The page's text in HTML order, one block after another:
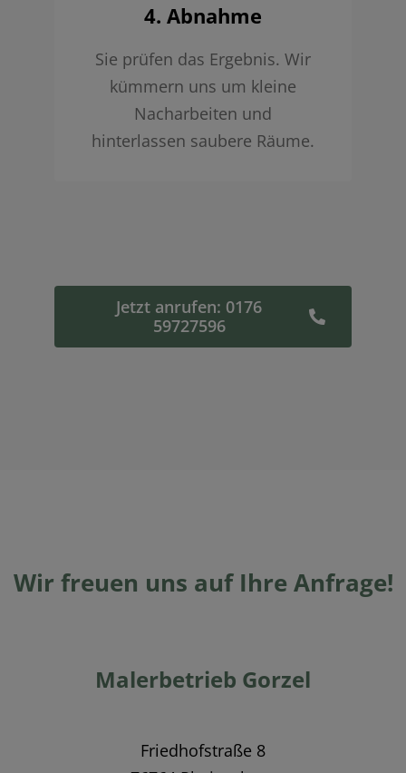
4. Abnahme
Sie prüfen das Ergebnis. Wir
kümmern uns um kleine
Nacharbeiten und
hinterlassen saubere Räume.
Jetzt anrufen: 0176
59727596
Wir freuen uns auf Ihre Anfrage!
Malerbetrieb Gorzel
Friedhofstraße 8